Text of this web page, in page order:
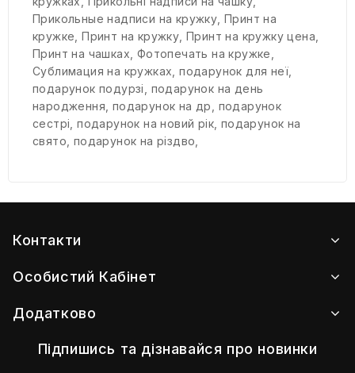
Прикольные надписи на кружку,Принт на
кружке,Принт на кружку,Принт на кружку цена,
Принт на чашках, Фотопечать на кружке,
Сублимация на кружках,подарунок для неї,
подарунок подурзі, подарунок на день
народження, подарунок на др, подарунок
сестрі,подарунок на новий рік, подарунок на
свято, подарунок на різдво,
Контакти
Особистий Кабінет
Додатково
Підпишись та дізнавайся про новинки